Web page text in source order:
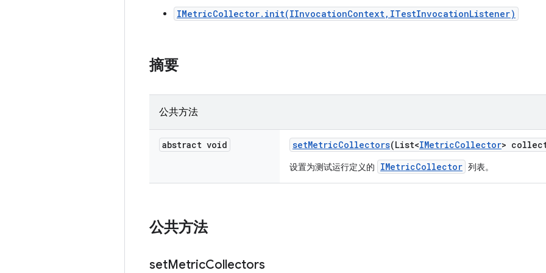
IMetricCollector.init(IInvocationContext,ITestInvocationListener)
摘要
公共方法
abstract void setMetricCollectors(List<IMetricCollector>
设置为测试运行定义的 IMetricCollector 列表。
公共方法
setMetricCollectors